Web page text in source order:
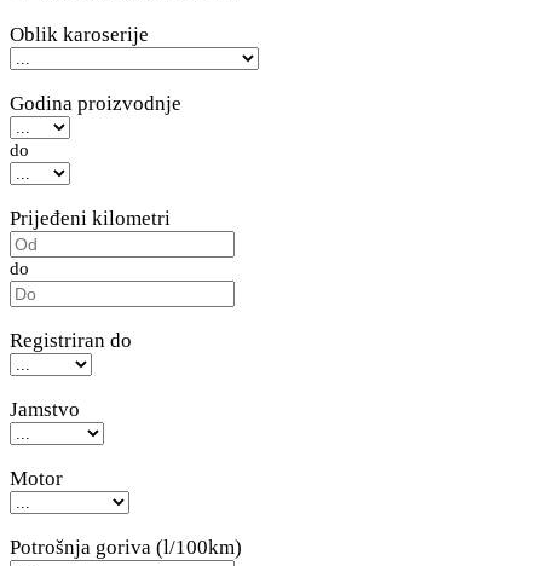
Oblik karoserije
Godina proizvodnje
do
Prijeđeni kilometri
do
Registriran do
Jamstvo
Motor
Potrošnja goriva (l/100km)